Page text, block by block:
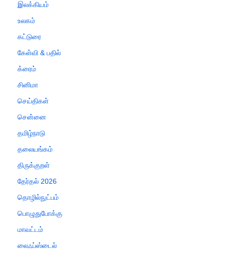
இலக்கியம்
உலகம்
கட்டுரை
கேள்வி & பதில்
க்ரைம்
சினிமா
செய்திகள்
சென்னை
தமிழ்நாடு
தலையங்கம்
திருக்குறள்
தேர்தல் 2026
தொழில்நுட்பம்
பொழுதுபோக்கு
மாவட்டம்
லைஃப்ஸ்டைல்